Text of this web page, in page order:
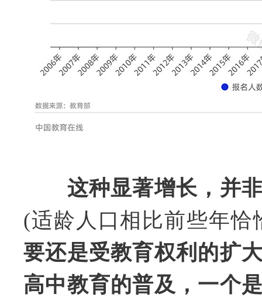
这种显著增长，并
(适龄人口相比前些年恰
要还是受教育权利的扩
高中教育的普及，一个